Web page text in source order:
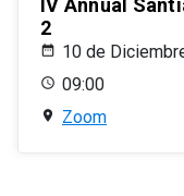
IV Annual
2
10 de
09:00
Zoom